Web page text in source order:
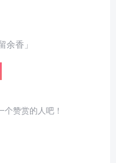
余香」
赞赏的人吧！